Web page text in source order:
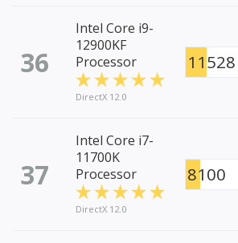
36
Intel Core i9-
12900KF
Processor
DirectX 12.0
11528
37
Intel Core i7-
11700K
Processor
DirectX 12.0
8100